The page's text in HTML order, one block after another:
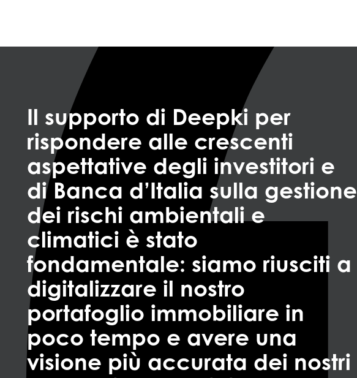
Il supporto di Deepki per
rispondere alle crescenti
aspettative degli investitori e
di Banca d’Italia sulla gestione
dei rischi ambientali e
climatici è stato
fondamentale: siamo riusciti a
digitalizzare il nostro
portafoglio immobiliare in
poco tempo e avere una
visione più accurata dei nostri